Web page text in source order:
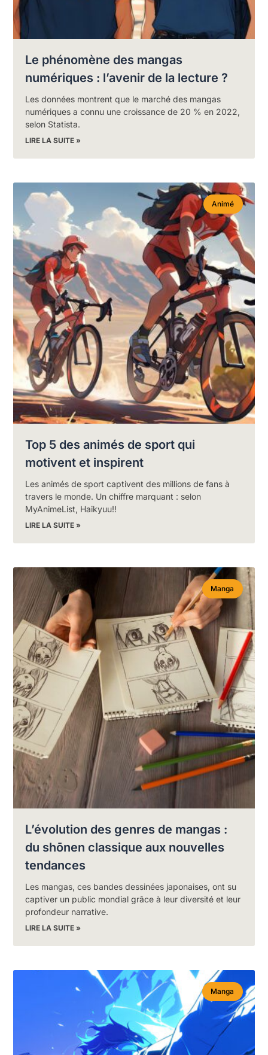
Le phénomène des mangas
numériques : l’avenir de la lecture ?
Les données montrent que le marché des mangas
numériques a connu une croissance de 20 % en 2022,
selon Statista.
LIRE LA SUITE »
Animé
Top 5 des animés de sport qui
motivent et inspirent
Les animés de sport captivent des millions de fans à
travers le monde. Un chiffre marquant : selon
MyAnimeList, Haikyuu!!
LIRE LA SUITE »
Manga
L’évolution des genres de mangas :
du shōnen classique aux nouvelles
tendances
Les mangas, ces bandes dessinées japonaises, ont su
captiver un public mondial grâce à leur diversité et leur
profondeur narrative.
LIRE LA SUITE »
Manga